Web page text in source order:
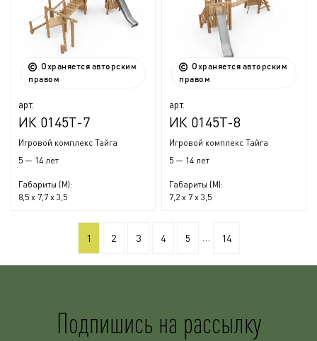
Охраняется авторским
правом
арт.
ИК 0145Т-7
Игровой комплекс Тайга
5 — 14 лет
Габариты (М):
8,5 x 7,7 x 3,5
Охраняется авторским
правом
арт.
ИК 0145Т-8
Игровой комплекс Тайга
5 — 14 лет
Габариты (М):
7,2 x 7 x 3,5
1 2 3 4 5 14
Подпишись на рассылку